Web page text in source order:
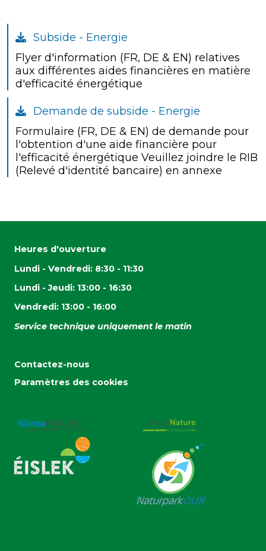
Subside - Energie
Flyer d'information (FR, DE & EN) relatives
aux différentes aides financières en matière
d'efficacité énergétique
Demande de subside - Energie
Formulaire (FR, DE & EN) de demande pour
l'obtention d'une aide financière pour
l'efficacité énergétique Veuillez joindre le RIB
(Relevé d'identité bancaire) en annexe
Heures d'ouverture
Lundi - Vendredi: 8:30 - 11:30
Lundi - Jeudi: 13:00 - 16:30
Vendredi: 13:00 - 16:00
Service technique uniquement le matin
Contactez-nous
Paramètres des cookies